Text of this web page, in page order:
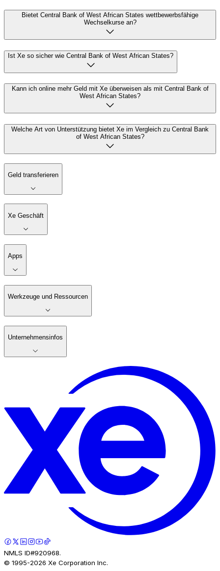
Bietet Central Bank of West African States wettbewerbsfähige
Wechselkurse an?
Ist Xe so sicher wie Central Bank of West African States?
Kann ich online mehr Geld mit Xe überweisen als mit Central Bank of
West African States?
Welche Art von Unterstützung bietet Xe im Vergleich zu Central Bank
of West African States?
Geld transferieren
Xe Geschäft
Apps
Werkzeuge und Ressourcen
Unternehmensinfos
NMLS ID#920968.
© 1995-2026 Xe Corporation Inc.